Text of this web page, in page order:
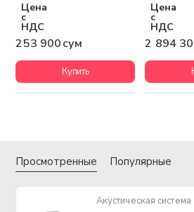
Цена
с
НДС
253 900 сум
Купить
Цена
с
НДС
2 894
Просмотренные Популярные